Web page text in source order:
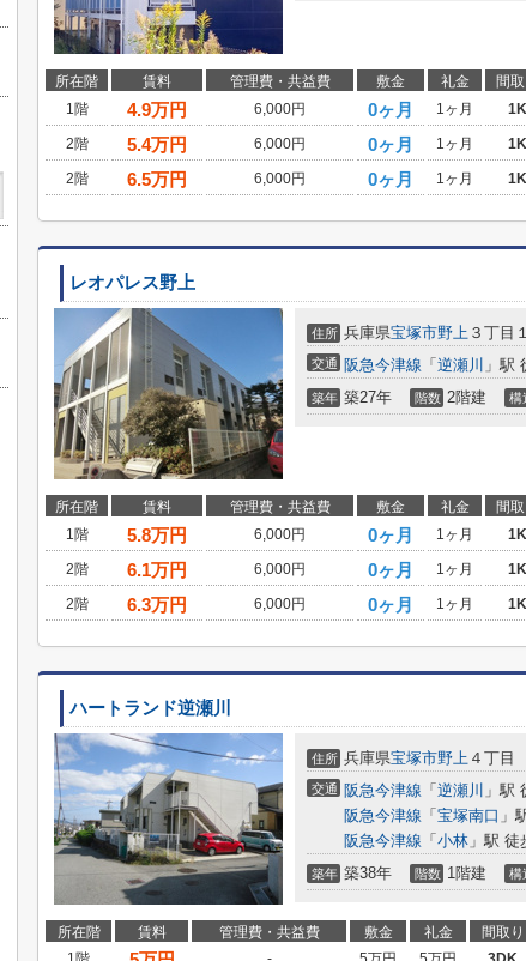
所在階 賃料 管理費・共益費 敷金 礼金 間取
1階
4.9万円 6,000円 0ヶ月 1ヶ月 1K
2階
5.4万円 6,000円 0ヶ月 1ヶ月 1K
2階
6.5万円 6,000円 0ヶ月 1ヶ月 1K
レオパレス野上
住所 兵庫県宝塚市野上 ３丁目
交通 阪急今津線 「 逆瀬川 」駅
築年 築27年 階数 2階建 構
所在階 賃料 管理費・共益費 敷金 礼金 間取
1階
5.8万円 6,000円 0ヶ月 1ヶ月 1K
2階
6.1万円 6,000円 0ヶ月 1ヶ月 1K
2階
6.3万円 6,000円 0ヶ月 1ヶ月 1K
ハートランド逆瀬川
住所 兵庫県宝塚市野上 ４丁目
交通 阪急今津線 「 逆瀬川 」駅
阪急今津線 「 宝塚南口 」
阪急今津線 「 小林 」駅 徒
築年 築38年 階数 1階建 構
所在階 賃料 管理費・共益費 敷金 礼金 間取り